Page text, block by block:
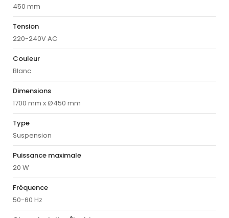
450 mm
Tension
220-240V AC
Couleur
Blanc
Dimensions
1700 mm x Ø450 mm
Type
Suspension
Puissance maximale
20 W
Fréquence
50-60 Hz